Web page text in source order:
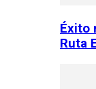
Éxito
Ruta